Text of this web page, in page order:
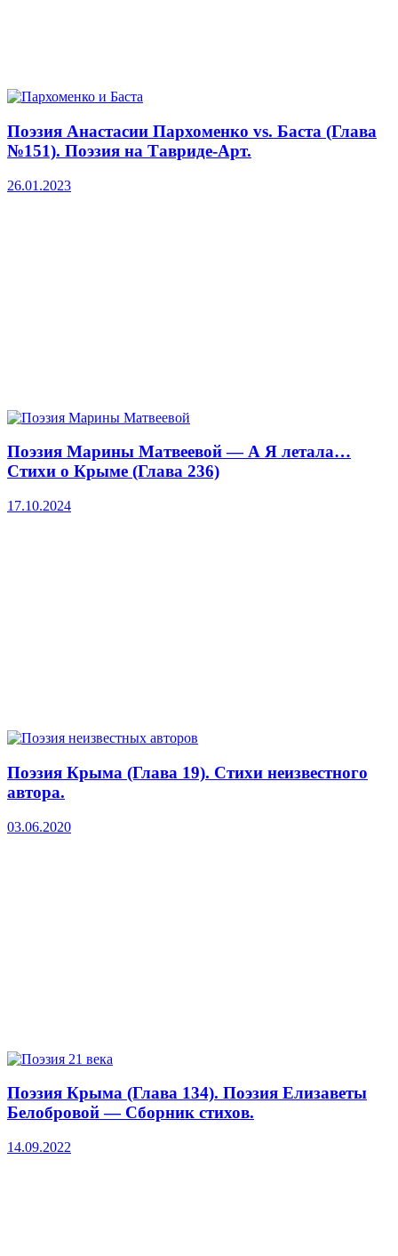
Поэзия Анастасии Пархоменко vs. Баста (Глава
№151). Поэзия на Тавриде-Арт.
26.01.2023
Поэзия Марины Матвеевой — А Я летала…
Стихи о Крыме (Глава 236)
17.10.2024
Поэзия Крыма (Глава 19). Стихи неизвестного
автора.
03.06.2020
Поэзия Крыма (Глава 134). Поэзия Елизаветы
Белобровой — Сборник стихов.
14.09.2022